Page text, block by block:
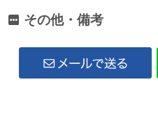
その他・備考